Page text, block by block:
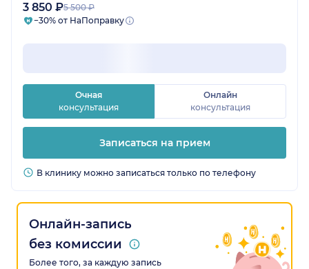
3 850 ₽5 500 ₽
−30% от НаПоправку
Очная
консультация
Онлайн
консультация
Записаться на прием
В клинику можно записаться только по телефону
Онлайн-запись
без комиссии
Более того, за каждую запись